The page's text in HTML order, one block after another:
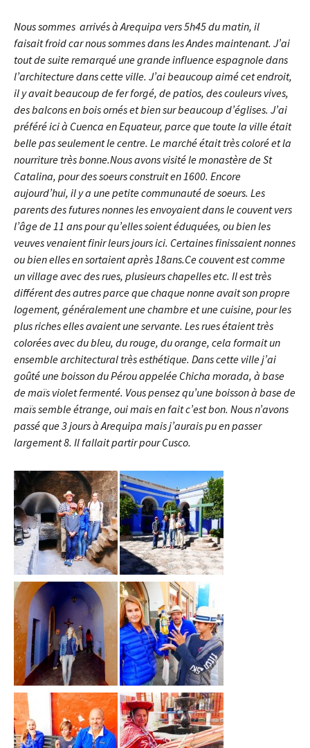
Nous sommes arrivés à Arequipa vers 5h45 dumatin, il
faisait froid car nous sommes dans les Andes maintenant. J’ai
tout de suite remarqué une grande influence espagnole dans
l’architecture dans cette ville. J’ai beaucoup aimé cet endroit,
il y avait beaucoup de fer forgé, de patios, des couleurs vives,
des balcons en bois ornés et bien sur beaucoup d’églises. J’ai
préféré ici à Cuenca en Equateur, parce que toute la ville était
belle pas seulement le centre. Le marché était très coloré et la
nourriture très bonne.Nous avons visité le monastère de St
Catalina, pour des soeurs construit en 1600. Encore
aujourd’hui, il y a une petite communauté de soeurs. Les
parents des futures nonnes les envoyaient dans le couvent vers
l’âge de 11 ans pour qu’elles soient éduquées, ou bien les
veuves venaient finir leurs jours ici. Certaines finissaient nonnes
ou bien elles en sortaient après 18ans.Ce couvent est comme
un village avec des rues, plusieurs chapelles etc. Il est très
différent des autres parce que chaque nonne avait son propre
logement, généralement une chambre et une cuisine, pour les
plus riches elles avaient une servante. Les rues étaient très
colorées avec du bleu, du rouge, du orange, cela formait un
ensemble architectural très esthétique. Dans cette ville j’ai
goûté une boisson du Pérou appelée Chicha morada, à base
de maïs violet fermenté. Vous pensez qu’une boisson à base de
maïs semble étrange, oui mais en fait c’est bon. Nous n’avons
passé que 3 jours à Arequipa mais j’aurais pu en passer
largement 8. Il fallait partir pour Cusco.